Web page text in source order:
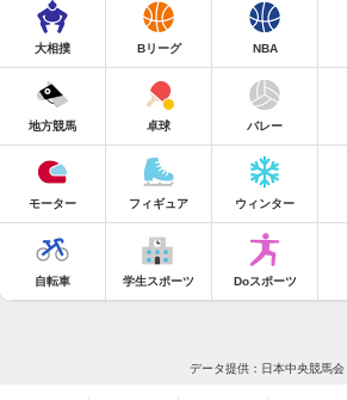
大相撲 Bリーグ NBA
地方競馬 卓球 バレー
モーター フィギュア ウィンター
自転車 学生スポーツ Doスポーツ
データ提供：日本中央競馬会